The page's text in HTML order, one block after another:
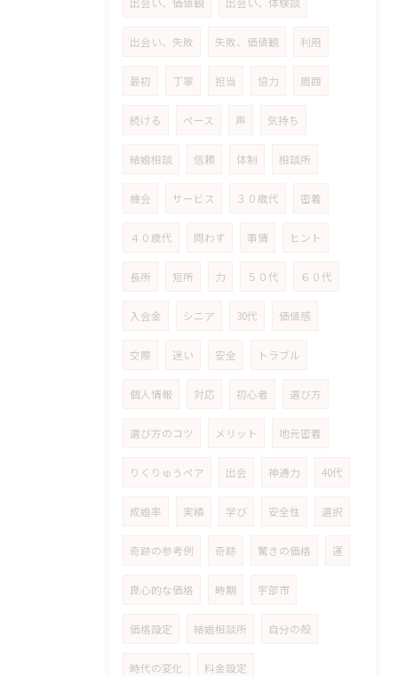
出会い、失敗 失敗、価値観 利用
最初 丁寧 担当 協力 周囲
続ける ペース 声 気持ち
結婚相談 信頼 体制 相談所
機会 サービス ３０歳代 密着
４０歳代 問わず 事情 ヒント
長所 短所 力 ５０代 ６０代
入会金 シニア 30代 価値感
交際 迷い 安全 トラブル
個人情報 対応 初心者 選び方
選び方のコツ メリット 地元密着
りくりゅうペア 出会 神通力 40代
成婚率 実績 学び 安全性 選択
奇跡の参考例 奇跡 驚きの価格 運
良心的な価格 時期 宇部市
価格設定 結婚相談所 自分の殻
時代の変化 料金設定